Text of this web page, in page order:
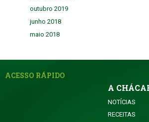
outubro 2019
junho 2018
maio 2018
ACESSO RÁPIDO
A
NOTÍCIAS
RECEITAS